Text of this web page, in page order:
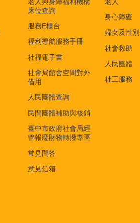
床位查詢
服務E櫃台
福利導航服務手冊
社福電子書
社會局館舍空間對外
借用
人民團體查詢
民間團體補助與核銷
臺中市政府社會局經
管報廢財物轉撥專區
常見問答
意見信箱
身心障礙
婦女及性
社會救助
人民團體
社工服務